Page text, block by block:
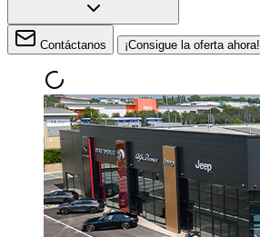
Contáctanos ¡Consigue la oferta ahora!